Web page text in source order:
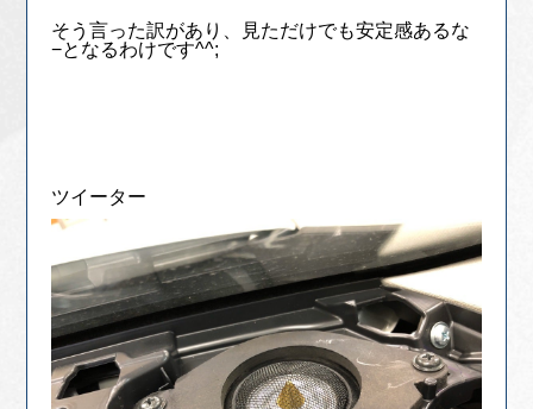
そう言った訳があり、見ただけでも安定感あるな
−となるわけです^^;
ツイーター